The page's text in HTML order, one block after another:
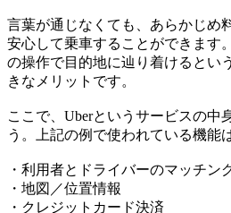
言葉が通じなくても、あらかじめ
安心して乗車することができます
の操作で目的地に辿り着けるとい
きなメリットです。
ここで、Uberというサービスの中
う。上記の例で使われている機能
・利用者とドライバーのマッチン
・地図／位置情報
・クレジットカード決済